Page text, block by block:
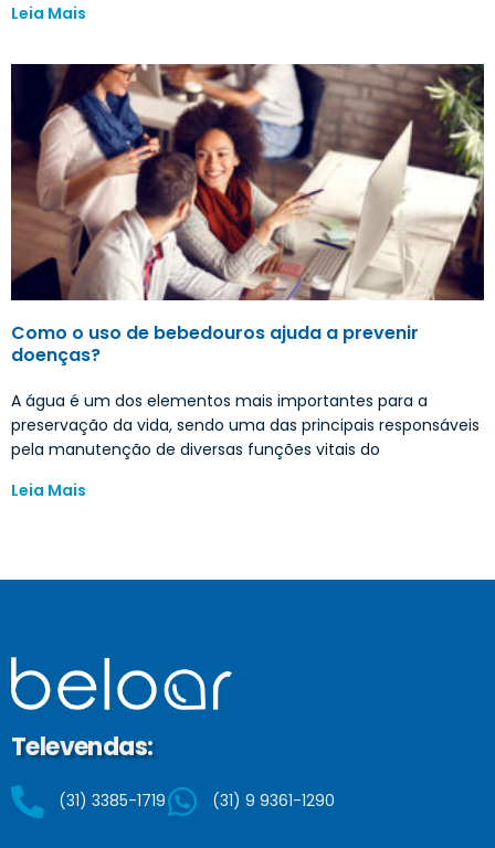
Leia Mais
Como o uso de bebedouros ajuda a prevenir
doenças?
A água é um dos elementos mais importantes para a
preservação da vida, sendo uma das principais responsáveis
pela manutenção de diversas funções vitais do
Leia Mais
Televendas:
(31) 3385-1719 (31) 9 9361-1290